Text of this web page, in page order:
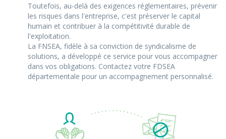
Toutefois, au-delà des exigences réglementaires, prévenir
les risques dans l'entreprise, c'est préserver le capital
humain et contribuer à la compétitivité durable de
l'exploitation.
La FNSEA, fidèle à sa conviction de syndicalisme de
solutions, a développé ce service pour vous accompagner
dans vos obligations. Contactez votre FDSEA
départementale pour un accompagnement personnalisé.